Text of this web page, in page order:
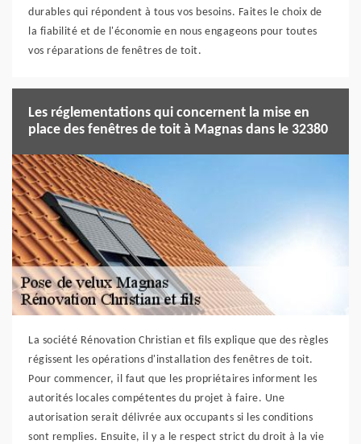
durables qui répondent à tous vos besoins. Faites le choix de
la fiabilité et de l'économie en nous engageons pour toutes
vos réparations de fenêtres de toit.
Les réglementations qui concernent la mise en
place des fenêtres de toit à Magnas dans le 32380
La société Rénovation Christian et fils explique que des règles
régissent les opérations d'installation des fenêtres de toit.
Pour commencer, il faut que les propriétaires informent les
autorités locales compétentes du projet à faire. Une
autorisation serait délivrée aux occupants si les conditions
sont remplies. Ensuite, il y a le respect strict du droit à la vie